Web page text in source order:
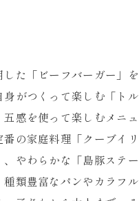
た「ビーフバーガー」を
がつくって楽しむ「トル
感を使って楽しむメニュ
の家庭料理「クーブイリ
やわらかな「島豚ステー
類豊富なパンやカラフル